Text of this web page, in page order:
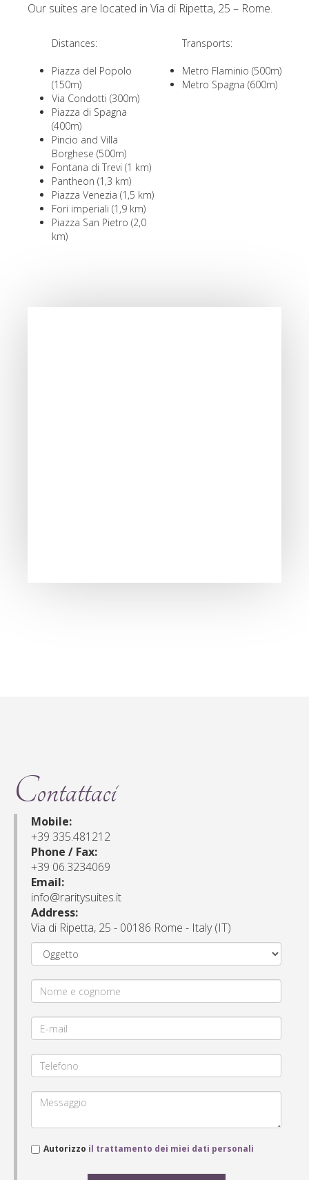
Our suites are located in Via di Ripetta, 25 – Rome.
Distances:
Piazza del Popolo
(150m)
Via Condotti (300m)
Piazza di Spagna
(400m)
Pincio and Villa
Borghese (500m)
Fontana di Trevi (1 km)
Pantheon (1,3 km)
Piazza Venezia (1,5 km)
Fori imperiali (1,9 km)
Piazza San Pietro (2,0
km)
Transports:
Metro Flaminio (500m)
Metro Spagna (600m)
Contattaci
Mobile:
+39 335.481212
Phone / Fax:
+39 06.3234069
Email:
info@raritysuites.it
Address:
Via di Ripetta, 25 - 00186 Rome - Italy (IT)
Autorizzo il trattamento dei miei dati personali